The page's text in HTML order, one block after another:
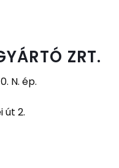
ZRT.
N. ép.
út 2.